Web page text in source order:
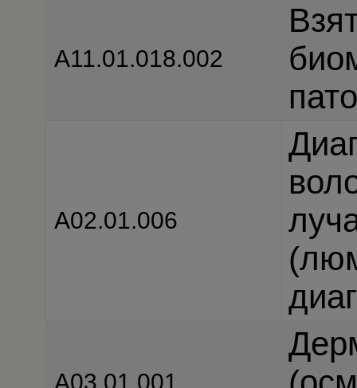
А11.01.018.002
A02.01.006
A03.01.001